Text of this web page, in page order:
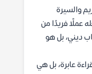
والسيرة
عملًا فريدًا من
ديني، بل هو
عابرة، بل هي